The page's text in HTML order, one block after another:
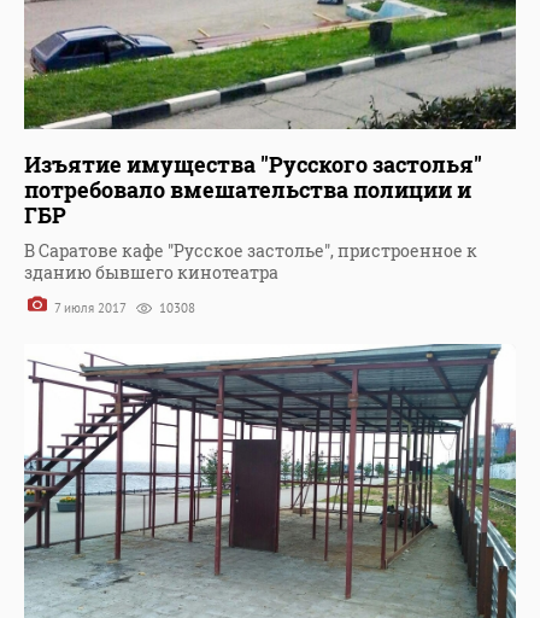
Изъятие имущества "Русского застолья"
потребовало вмешательства полиции и
ГБР
В Саратове кафе "Русское застолье", пристроенное к
зданию бывшего кинотеатра
7 июля 2017 10308